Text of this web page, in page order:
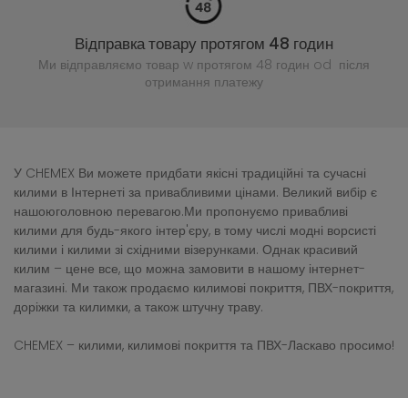
Відправка товару протягом 48 годин
Ми відправляємо товар w протягом 48 годин od після
отримання платежу
У CHEMEX Ви можете придбати якісні традиційні та сучасні
килими в Інтернеті за привабливими цінами. Великий вибір є
нашоюголовною перевагою.Ми пропонуємо привабливі
килими для будь-якого інтер'єру, в тому числі модні ворсисті
килими і килими зі східними візерунками. Однак красивий
килим – цене все, що можна замовити в нашому інтернет-
магазині. Ми також продаємо килимові покриття, ПВХ-покриття,
доріжки та килимки, а також штучну траву.
CHEMEX – килими, килимові покриття та ПВХ-Ласкаво просимо!